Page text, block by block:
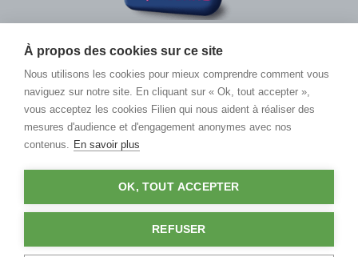
À propos des cookies sur ce site
Nous utilisons les cookies pour mieux comprendre comment vous
naviguez sur notre site. En cliquant sur « Ok, tout accepter »,
vous acceptez les cookies Filien qui nous aident à réaliser des
mesures d'audience et d'engagement anonymes avec nos
contenus. En savoir plus
OK, TOUT ACCEPTER
REFUSER
Pour toute demande d’informations
Contactez un conseiller
03 29 86 77 77
Coût d'un appel local en France métropolitaine